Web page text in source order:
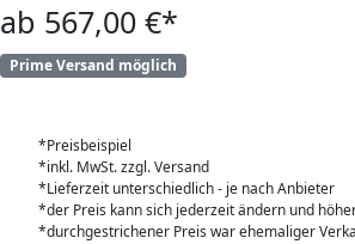
ab 567,00 €*
Prime Versand möglich
*Preisbeispiel
*inkl. MwSt. zzgl. Versand
*Lieferzeit unterschiedlich - je nach Anbieter
*der Preis kann sich jederzeit ändern und
*durchgestrichener Preis war ehemaliger